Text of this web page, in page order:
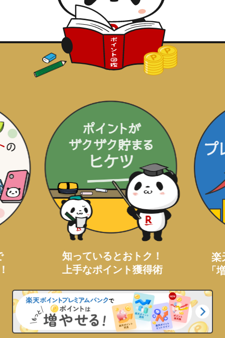
知っているとおトク！
上手なポイント獲得術
楽
「